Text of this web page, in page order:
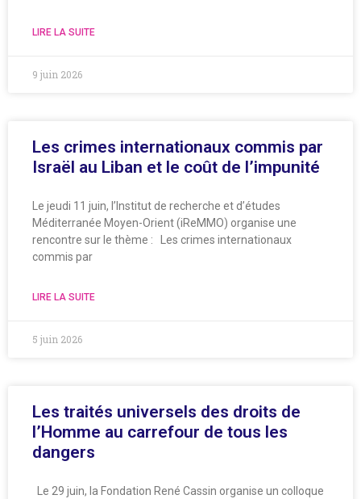
LIRE LA SUITE
9 juin 2026
Les crimes internationaux commis par
Israël au Liban et le coût de l’impunité
Le jeudi 11 juin, l’Institut de recherche et d’études
Méditerranée Moyen-Orient (iReMMO) organise une
rencontre sur le thème : Les crimes internationaux
commis par
LIRE LA SUITE
5 juin 2026
Les traités universels des droits de
l’Homme au carrefour de tous les
dangers
Le 29 juin, la Fondation René Cassin organise un colloque